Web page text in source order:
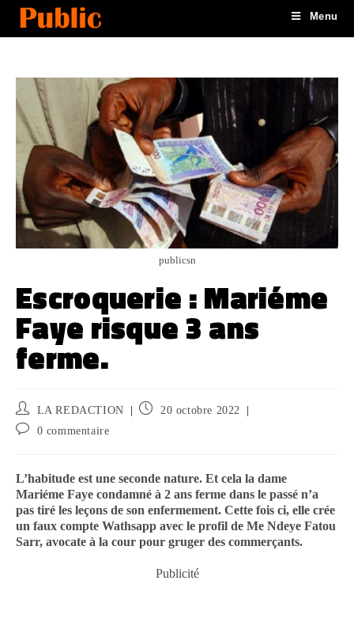
Menu
publicsn
Escroquerie : Mariéme
Faye risque 3 ans
ferme.
LA REDACTION
20 octobre 2022
0 commentaire
L’habitude est une seconde nature. Et cela la dame
Mariéme Faye condamné à 2 ans ferme dans le passé n’a
pas tiré les leçons de son enfermement. Cette fois ci, elle crée
un faux compte Wathsapp avec le profil de Me Ndeye Fatou
Sarr, avocate à la cour pour gruger des commerçants.
Publicité